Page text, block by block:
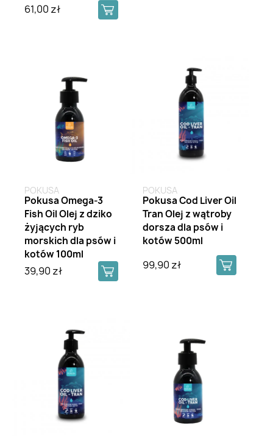
61,00 zł
POKUSA
Pokusa Omega-3
Fish Oil Olej z dziko
żyjących ryb
morskich dla psów i
kotów 100ml
39,90 zł
POKUSA
Pokusa Cod Liver Oil
Tran Olej z wątroby
dorsza dla psów i
kotów 500ml
99,90 zł